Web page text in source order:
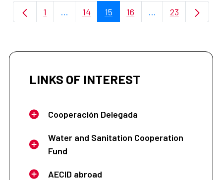
Page
1 ...Intermediate Pages Use TAB to navigate.
Page
14 Page
15 Page
16 ...Intermediate
Page
23
LINKS OF INTEREST
Cooperación Delegada
Water and Sanitation Cooperation
Fund
AECID abroad